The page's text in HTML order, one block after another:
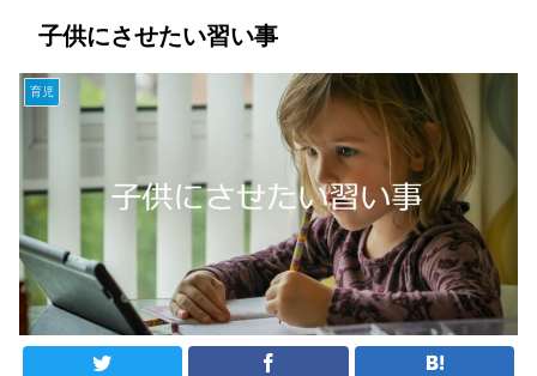
子供にさせたい習い事
育児